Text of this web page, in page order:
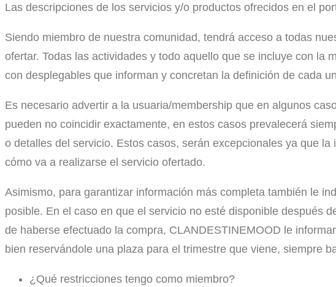
Las descripciones de los servicios y/o productos ofrecidos en el
Siendo miembro de nuestra comunidad, tendrá acceso a todas
ofertar. Todas las actividades y todo aquello que se incluye con
con desplegables que informan y concretan la definición de cada
Es necesario advertir a la usuaria/membership que en algunos
pueden no coincidir exactamente, en estos casos prevalecerá
o detalles del servicio. Estos casos, serán excepcionales ya que la
cómo va a realizarse el servicio ofertado.
Asimismo, para garantizar información más completa también le
posible. En el caso en que el servicio no esté disponible después
de haberse efectuado la compra, CLANDESTINEMOOD le
bien reservándole una plaza para el trimestre que viene, siempre
¿Qué restricciones tengo como miembro?